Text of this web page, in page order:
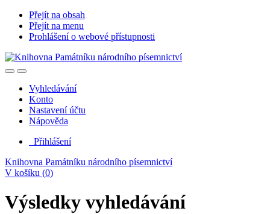
Přejít na obsah
Přejít na menu
Prohlášení o webové přístupnosti
Vyhledávání
Konto
Nastavení účtu
Nápověda
Přihlášení
Knihovna Památníku národního písemnictví
V košíku (0)
Výsledky vyhledávání